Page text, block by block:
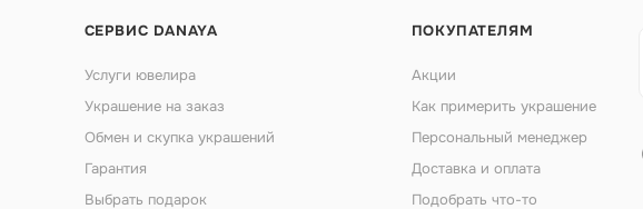
СЕРВИС DANAYA
Услуги ювелира
Украшение на заказ
Обмен и скупка украшений
Гарантия
Выбрать подарок
ПОКУПАТЕЛЯМ
Акции
Как примерить украшение
Персональный менеджер
Доставка и оплата
Подобрать что-то